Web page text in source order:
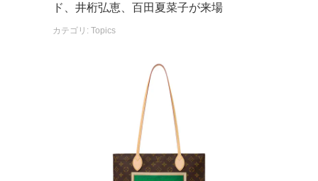
ド、井桁弘恵、百田夏菜子が来場
カテゴリ: Topics